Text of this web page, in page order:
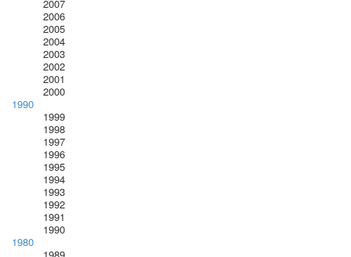
2007
2006
2005
2004
2003
2002
2001
2000
1990
1999
1998
1997
1996
1995
1994
1993
1992
1991
1990
1980
1989